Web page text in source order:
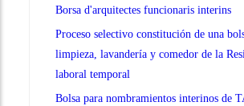
Borsa d'arquitectes funcionaris interins
Proceso selectivo constitución de una
limpieza, lavandería y comedor de la
laboral temporal
Bolsa para nombramientos interinos de